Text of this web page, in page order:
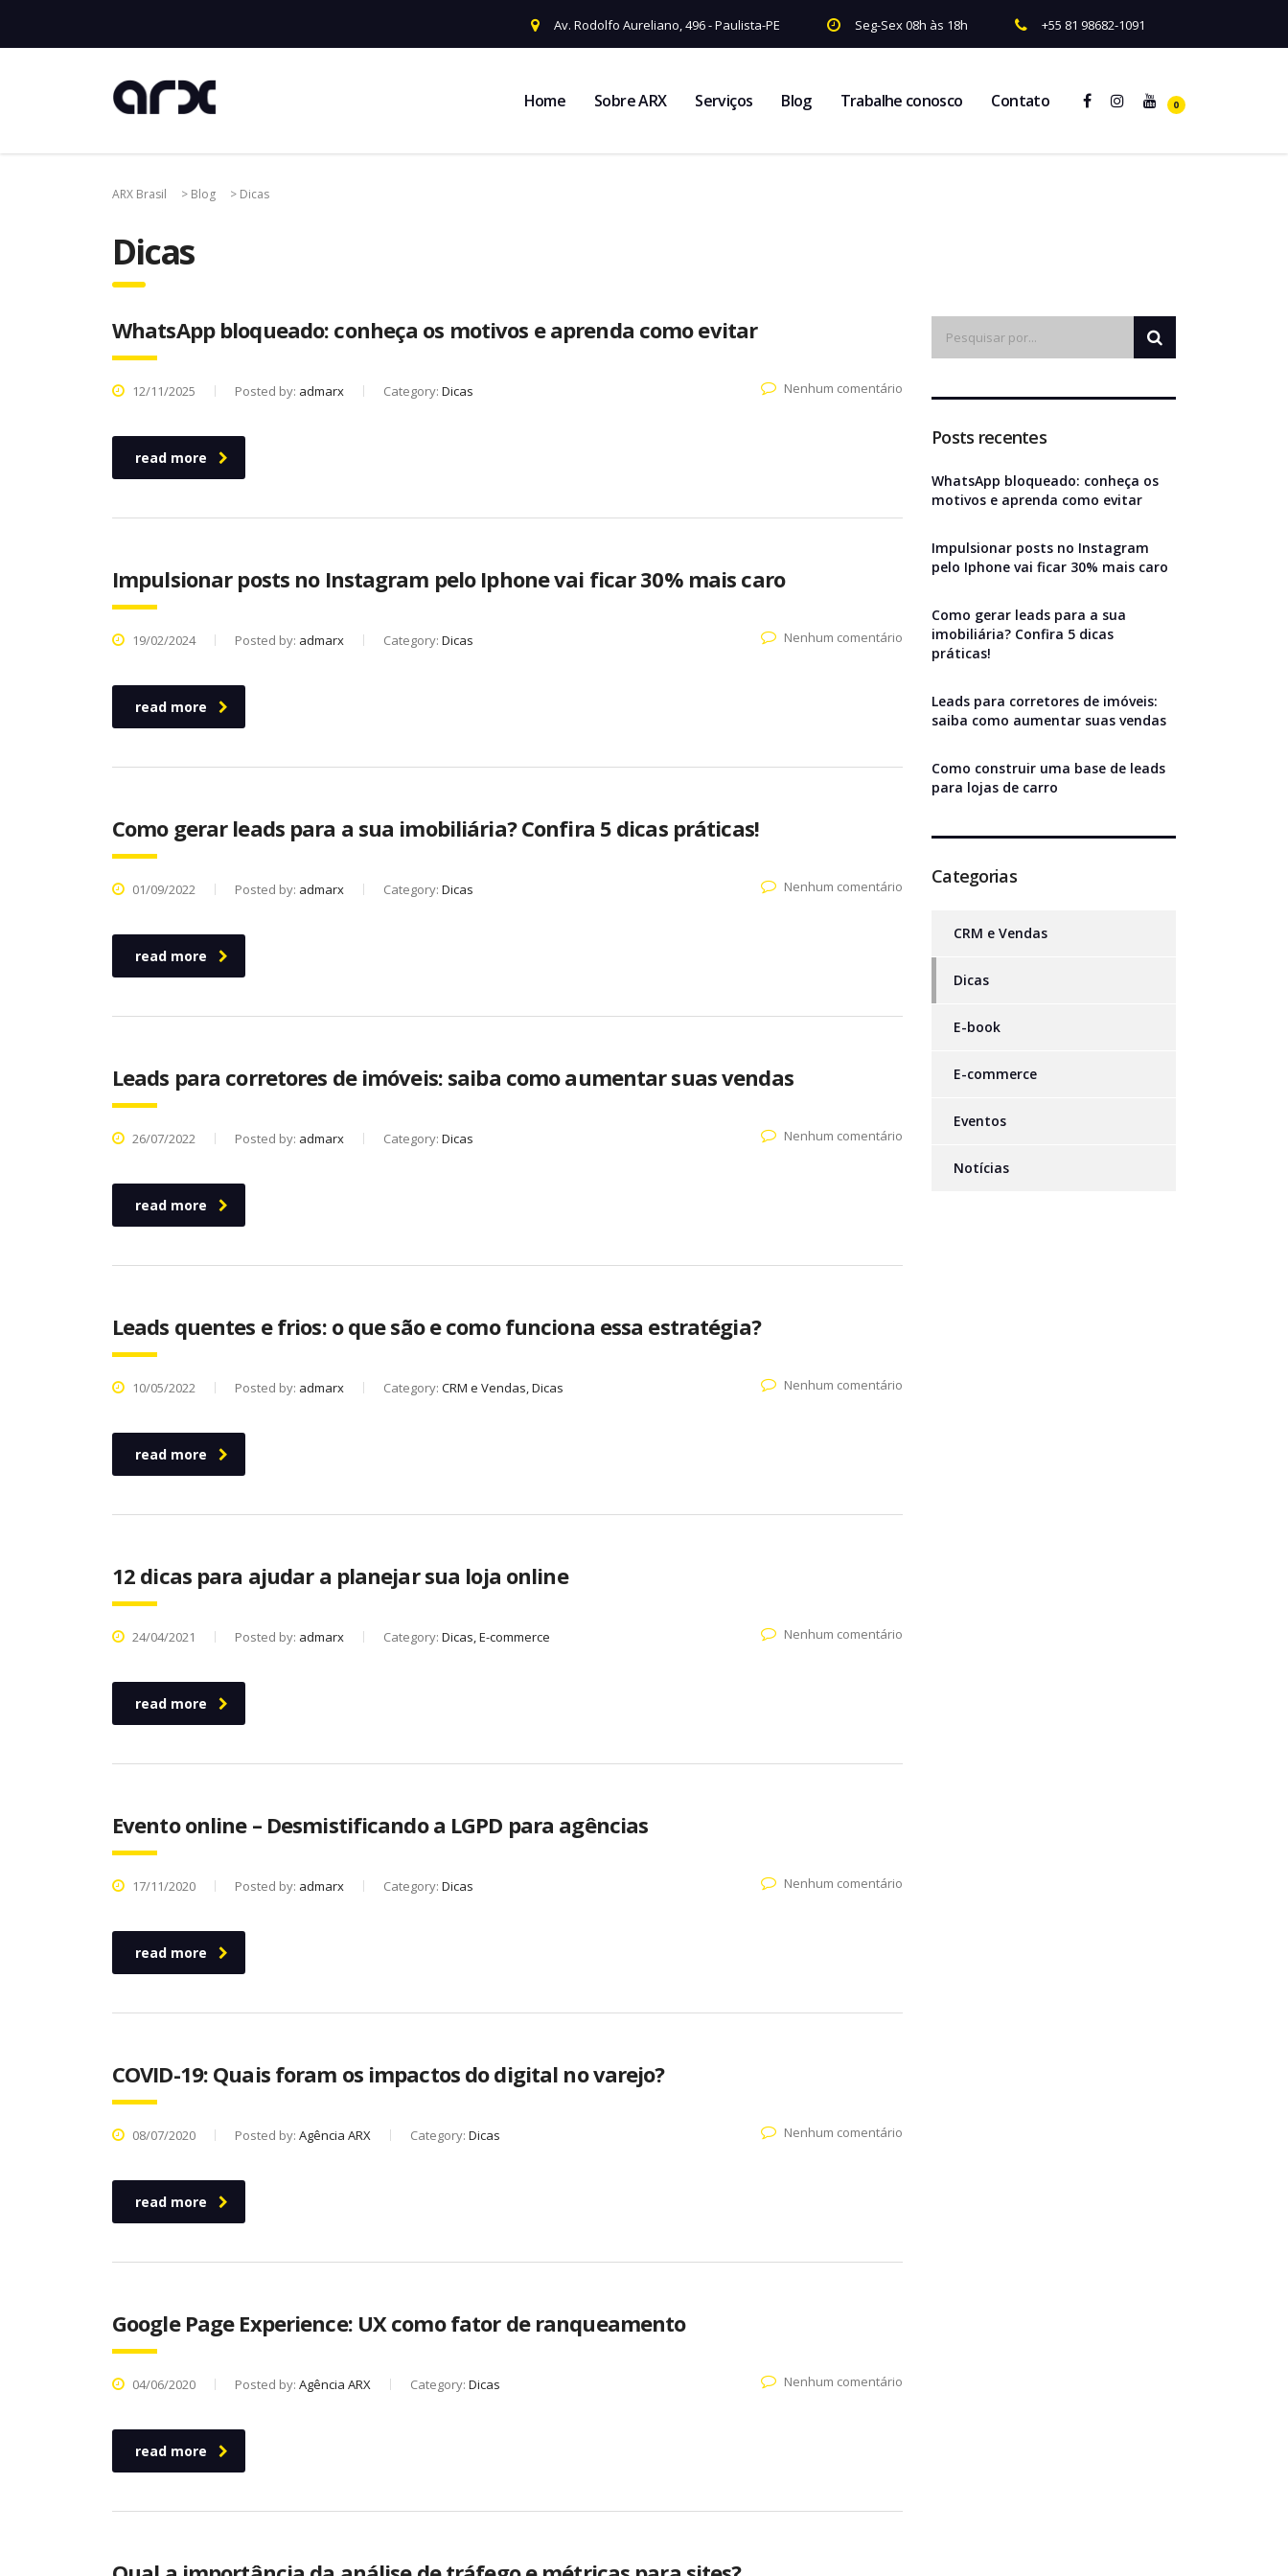
Av. Rodolfo Aureliano, 496 - Paulista-PE Seg-Sex 08h às 18h +55 81 98682-1091
0
Home Sobre ARX Serviços Blog Trabalhe conosco Contato
ARX Brasil > Blog > Dicas
Dicas
WhatsApp bloqueado: conheça os motivos e aprenda como evitar
12/11/2025 Posted by: admarx Category: Dicas Nenhum comentário
read more
Impulsionar posts no Instagram pelo Iphone vai ficar 30% mais caro
19/02/2024 Posted by: admarx Category: Dicas Nenhum comentário
read more
Como gerar leads para a sua imobiliária? Confira 5 dicas práticas!
01/09/2022 Posted by: admarx Category: Dicas Nenhum comentário
read more
Leads para corretores de imóveis: saiba como aumentar suas vendas
26/07/2022 Posted by: admarx Category: Dicas Nenhum comentário
read more
Leads quentes e frios: o que são e como funciona essa estratégia?
10/05/2022 Posted by: admarx Category: CRM e Vendas, Dicas Nenhum comentário
read more
12 dicas para ajudar a planejar sua loja online
24/04/2021 Posted by: admarx Category: Dicas, E-commerce Nenhum comentário
read more
Evento online – Desmistificando a LGPD para agências
17/11/2020 Posted by: admarx Category: Dicas Nenhum comentário
read more
COVID-19: Quais foram os impactos do digital no varejo?
08/07/2020 Posted by: Agência ARX Category: Dicas Nenhum comentário
read more
Google Page Experience: UX como fator de ranqueamento
04/06/2020 Posted by: Agência ARX Category: Dicas Nenhum comentário
read more
Posts recentes
WhatsApp bloqueado: conheça os
motivos e aprenda como evitar
Impulsionar posts no Instagram
pelo Iphone vai ficar 30% mais caro
Como gerar leads para a sua
imobiliária? Confira 5 dicas
práticas!
Leads para corretores de imóveis:
saiba como aumentar suas vendas
Como construir uma base de leads
para lojas de carro
Categorias
CRM e Vendas
Dicas
E-book
E-commerce
Eventos
Notícias